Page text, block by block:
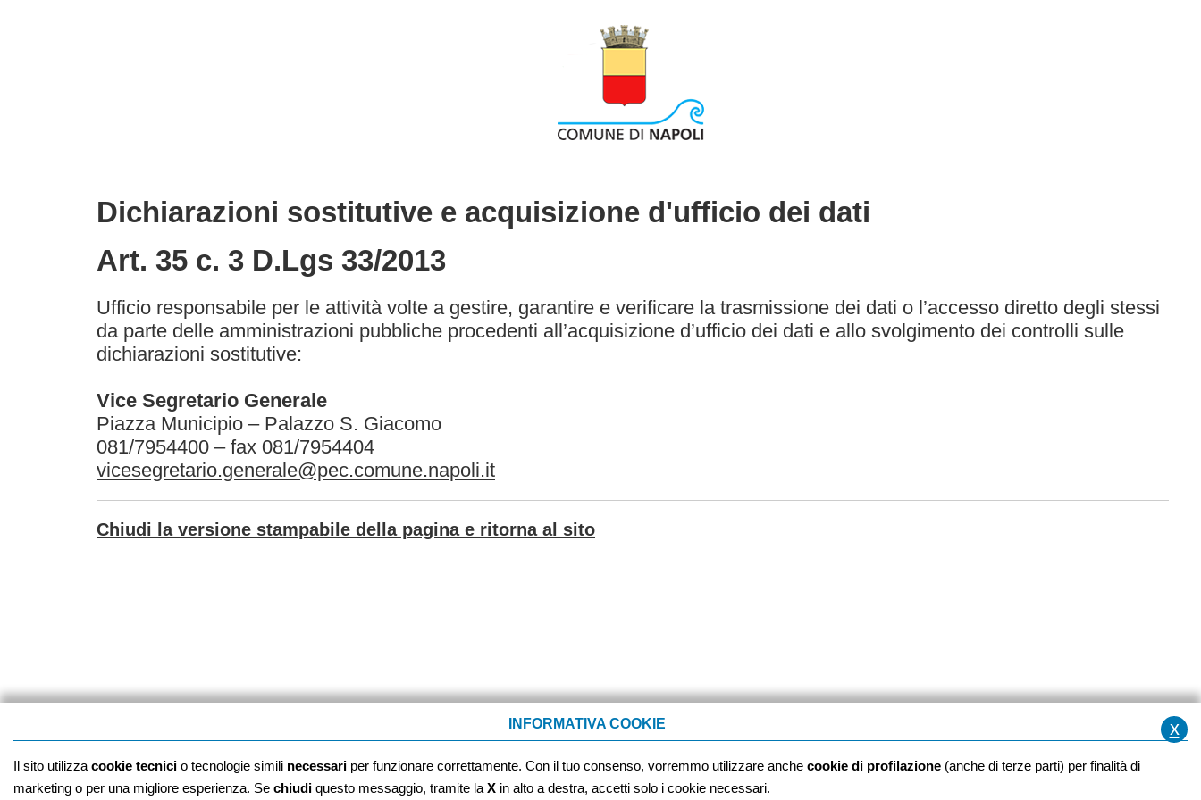
x
INFORMATIVA COOKIE
Il sito utilizza cookie tecnici o tecnologie simili necessari per funzionare correttamente. Con il tuo consenso, vorremmo utilizzare anche cookie di profilazione (anche di terze parti) per finalità di
marketing o per una migliore esperienza. Se chiudi questo messaggio, tramite la X in alto a destra, accetti solo i cookie necessari.
Dichiarazioni sostitutive e acquisizione d'ufficio dei dati
Art. 35 c. 3 D.Lgs 33/2013
Ufficio responsabile per le attività volte a gestire, garantire e verificare la trasmissione dei dati o l’accesso diretto degli stessi
da parte delle amministrazioni pubbliche procedenti all’acquisizione d’ufficio dei dati e allo svolgimento dei controlli sulle
dichiarazioni sostitutive:
Vice Segretario Generale
Piazza Municipio – Palazzo S. Giacomo
081/7954400 – fax 081/7954404
vicesegretario.generale@pec.comune.napoli.it
Chiudi la versione stampabile della pagina e ritorna al sito